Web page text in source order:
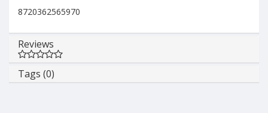
8720362565970
Reviews
Tags (0)